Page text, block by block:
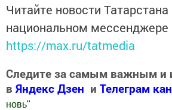
Читайте новости Татарстана
национальном
https://max.ru/tatmedia
Следите за самым важным и
в Яндекс Дзен и Телеграм
новь"